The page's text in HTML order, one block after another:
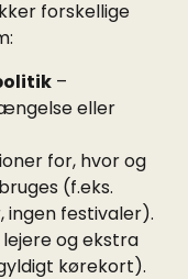
forskellige
–
eller
for, hvor og
(f.eks.
ingen festivaler).
og ekstra
kørekort).